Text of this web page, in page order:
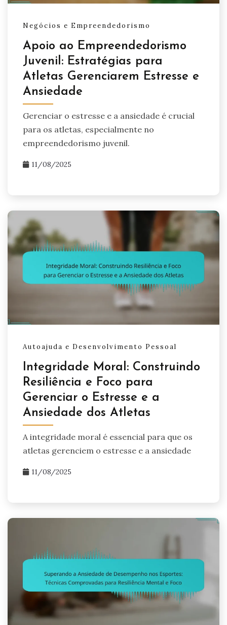
Negócios e Empreendedorismo
Apoio ao Empreendedorismo
Juvenil: Estratégias para
Atletas Gerenciarem Estresse e
Ansiedade
Gerenciar o estresse e a ansiedade é crucial
para os atletas, especialmente no
empreendedorismo juvenil.
11/08/2025
Autoajuda e Desenvolvimento Pessoal
Integridade Moral: Construindo
Resiliência e Foco para
Gerenciar o Estresse e a
Ansiedade dos Atletas
A integridade moral é essencial para que os
atletas gerenciem o estresse e a ansiedade
11/08/2025